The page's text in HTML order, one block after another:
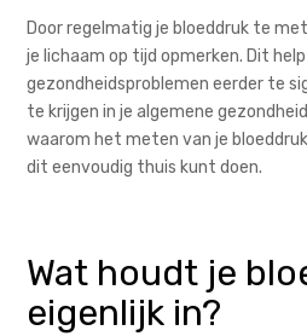
Door regelmatig je bloeddruk te
je lichaam op tijd opmerken. Dit
gezondheidsproblemen eerder te
te krijgen in je algemene
waarom het meten van je
dit eenvoudig thuis kunt doen.
Wat houdt je
eigenlijk in?